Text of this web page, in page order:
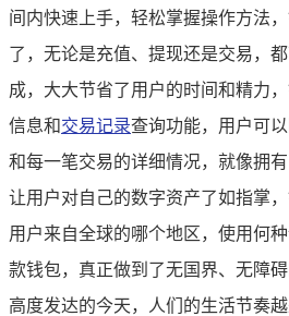
间内快速上手，轻松掌握操作方法
了，无论是充值、提现还是交易，
成，大大节省了用户的时间和精力
信息和交易记录查询功能，用户可
和每一笔交易的详细情况，就像拥
让用户对自己的数字资产了如指掌
用户来自全球的哪个地区，使用何
款钱包，真正做到了无国界、无障
高度发达的今天，人们的生活节奏